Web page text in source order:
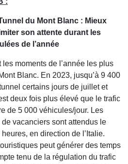
du Mont Blanc : Mieux
son attente durant les
de l’année
les moments de l’année les plus
Blanc. En 2023, jusqu’à 9 400
certains jours de juillet et
deux fois plus élevé que le trafic
de 5 000 véhicules/jour. Les
vacanciers sont attendus le
en direction de l’Italie.
peut générer des temps
tenu de la régulation du trafic